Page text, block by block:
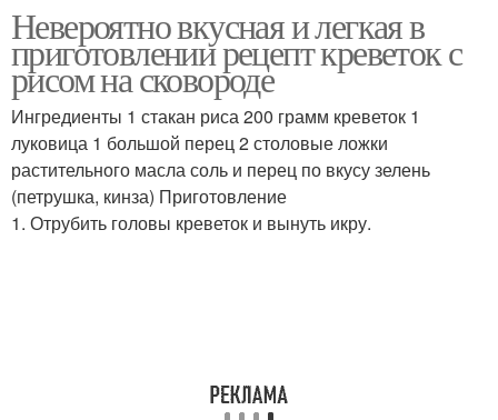
Детский суп Суп с перловкой
Куриный суп Перловый суп
Невероятно вкусная и легкая в
приготовлении рецепт креветок с
рисом на сковороде
Ингредиенты 1 стакан риса 200 грамм креветок 1
луковица 1 большой перец 2 столовые ложки
растительного масла соль и перец по вкусу зелень
(петрушка, кинза) Приготовление
1. Отрубить головы креветок и вынуть икру.